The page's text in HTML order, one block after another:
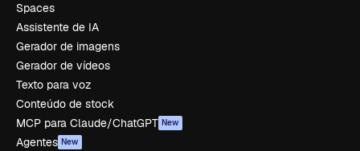
Spaces
Assistente de IA
Gerador de imagens
Gerador de vídeos
Texto para voz
Conteúdo de stock
MCP para Claude/ChatGPT New
Agentes New